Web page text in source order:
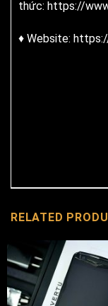
thức: https://
♦ Website:
RELATED